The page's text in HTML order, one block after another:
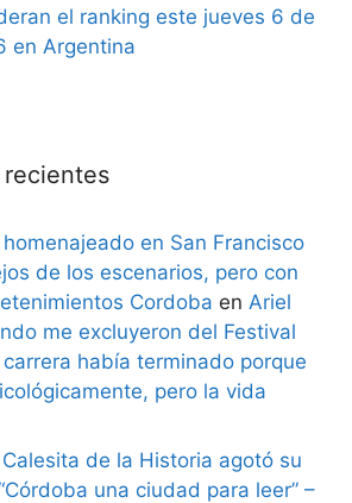
el ranking este jueves 6 de
en Argentina
en San Francisco
de los escenarios, pero con
Cordoba en Ariel
me excluyeron del Festival
había terminado porque
pero la vida
de la Historia agotó su
una ciudad para leer” –